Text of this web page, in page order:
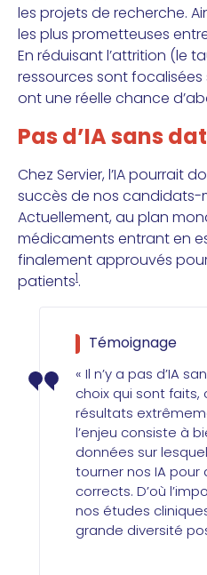
les projets de recherche.
les plus prometteuses
En réduisant l’attrition (le
ressources sont
ont une réelle chance
Pas d’IA sans
Chez Servier, l’IA pourrait
succès de nos candidats-
Actuellement, au plan
médicaments entrant en
finalement approuvés
patients1.
Témoignage
« Il n’y a pas d’IA
choix qui sont
résultats
l’enjeu consiste à
données sur
tourner nos IA
corrects. D’où
nos études
grande diversité